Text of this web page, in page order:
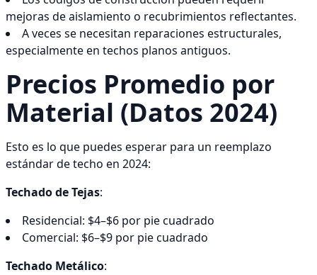
mejoras de aislamiento o recubrimientos reflectantes.
A veces se necesitan reparaciones estructurales,
especialmente en techos planos antiguos.
Precios Promedio por
Material (Datos 2024)
Esto es lo que puedes esperar para un reemplazo
estándar de techo en 2024:
Techado de Tejas:
Residencial: $4–$6 por pie cuadrado
Comercial: $6–$9 por pie cuadrado
Techado Metálico: